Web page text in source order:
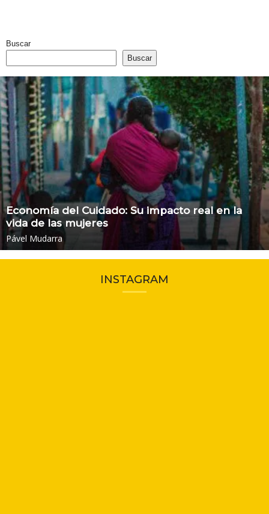
Buscar
Buscar
Economía del Cuidado: Su impacto real en la
vida de las mujeres
Pável Mudarra
INSTAGRAM